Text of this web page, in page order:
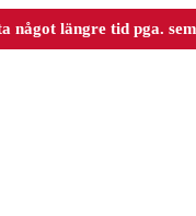
något längre tid pga.